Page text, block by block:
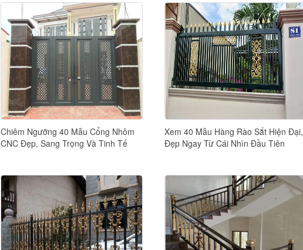
Chiêm Ngưỡng 40 Mẫu Cổng Nhôm
CNC Đẹp, Sang Trọng Và Tinh Tế
Xem 40 Mẫu Hàng Rào Sắt Hiện Đại,
Đẹp Ngay Từ Cái Nhìn Đầu Tiên